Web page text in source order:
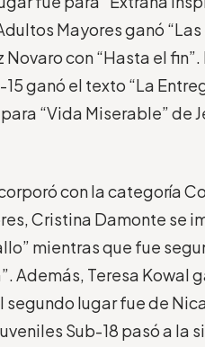
Mayores ganó
con “Hasta el fin”.
ganó el texto “La
“Vida Miserable” de
con la categoría
Cristina Damonte se
mientras que fue
Además, Teresa Kowal
segundo lugar fue de
Sub-18 pasó a la